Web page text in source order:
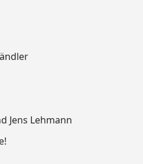
Jens Lehmann